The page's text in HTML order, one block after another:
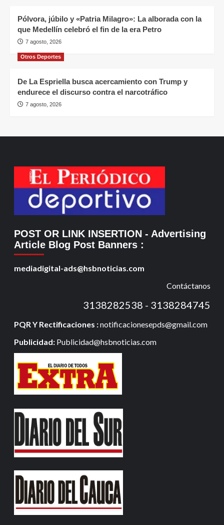
Pólvora, júbilo y «Patria Milagro»: La alborada con la
que Medellín celebró el fin de la era Petro
7 agosto, 2026
Otros Deportes
De La Espriella busca acercamiento con Trump y
endurece el discurso contra el narcotráfico
7 agosto, 2026
POST OR LINK INSERTION - Advertising
Article Blog Post Banners :
mediadigital-ads@hsbnoticias.com
Contáctanos
3138282538 - 3138284745
PQR Y Rectificaciones :notificacionesepds@gmail.com
Publicidad: Publicidad@hsbnoticias.com